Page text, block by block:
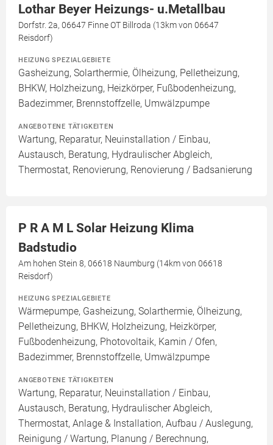
Lothar Beyer Heizungs- u.Metallbau
Dorfstr. 2a, 06647 Finne OT Billroda (13km von 06647
Reisdorf)
HEIZUNG SPEZIALGEBIETE
Gasheizung, Solarthermie, Ölheizung, Pelletheizung,
BHKW, Holzheizung, Heizkörper, Fußbodenheizung,
Badezimmer, Brennstoffzelle, Umwälzpumpe
ANGEBOTENE TÄTIGKEITEN
Wartung, Reparatur, Neuinstallation / Einbau,
Austausch, Beratung, Hydraulischer Abgleich,
Thermostat, Renovierung, Renovierung / Badsanierung
P R A M L Solar Heizung Klima
Badstudio
Am hohen Stein 8, 06618 Naumburg (14km von 06618
Reisdorf)
HEIZUNG SPEZIALGEBIETE
Wärmepumpe, Gasheizung, Solarthermie, Ölheizung,
Pelletheizung, BHKW, Holzheizung, Heizkörper,
Fußbodenheizung, Photovoltaik, Kamin / Ofen,
Badezimmer, Brennstoffzelle, Umwälzpumpe
ANGEBOTENE TÄTIGKEITEN
Wartung, Reparatur, Neuinstallation / Einbau,
Austausch, Beratung, Hydraulischer Abgleich,
Thermostat, Anlage & Installation, Aufbau / Auslegung,
Reinigung / Wartung, Planung / Berechnung,